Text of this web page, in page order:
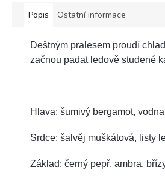
Popis Ostatní informace
Deštným pralesem proudí
začnou padat ledově studené
Hlava: šumivý bergamot,
Srdce: šalvěj muškátová, listy
Základ: černý pepř, ambra,